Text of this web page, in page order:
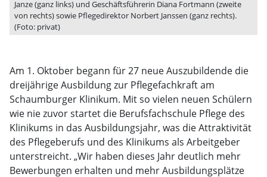
Janze (ganz links) und Geschäftsführerin Diana Fortmann (zweite
von rechts) sowie Pflegedirektor Norbert Janssen (ganz rechts).
(Foto: privat)
Am 1. Oktober begann für 27 neue Auszubildende die
dreijährige Ausbildung zur Pflegefachkraft am
Schaumburger Klinikum. Mit so vielen neuen Schülern
wie nie zuvor startet die Berufsfachschule Pflege des
Klinikums in das Ausbildungsjahr, was die Attraktivität
des Pflegeberufs und des Klinikums als Arbeitgeber
unterstreicht. „Wir haben dieses Jahr deutlich mehr
Bewerbungen erhalten und mehr Ausbildungsplätze